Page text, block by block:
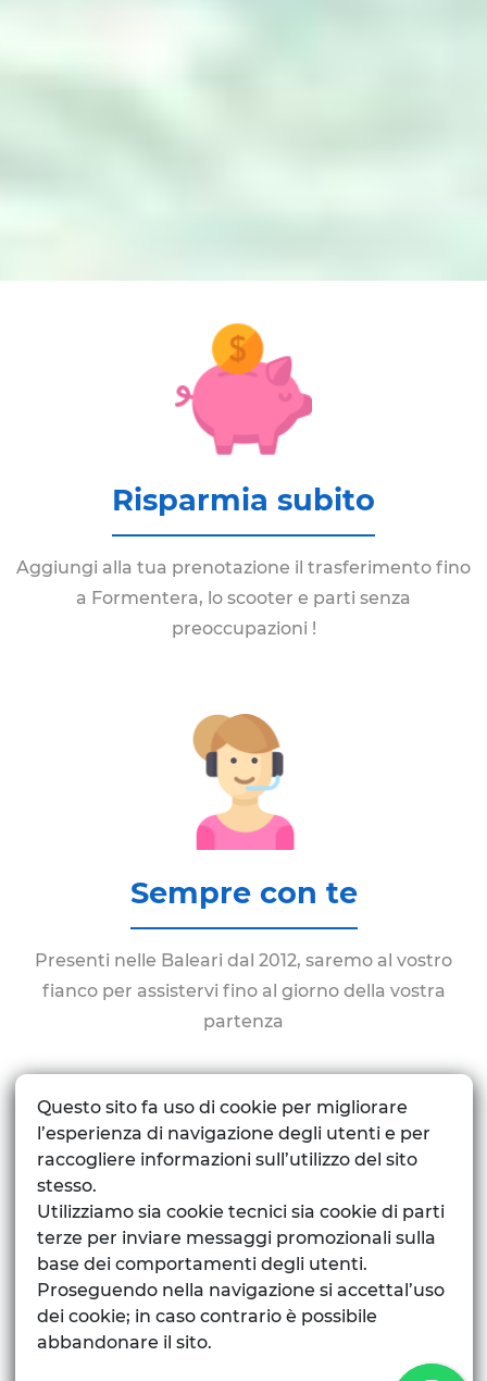
Questo sito fa uso di cookie per migliorare
l’esperienza di navigazione degli utenti e per
raccogliere informazioni sull’utilizzo del sito
stesso.
Utilizziamo sia cookie tecnici sia cookie di parti
terze per inviare messaggi promozionali sulla
base dei comportamenti degli utenti.
Proseguendo nella navigazione si accettal’uso
dei cookie; in caso contrario è possibile
abbandonare il sito.
Risparmia subito
Aggiungi alla tua prenotazione il trasferimento fino
a Formentera, lo scooter e parti senza
preoccupazioni !
Sempre con te
Presenti nelle Baleari dal 2012, saremo al vostro
fianco per assistervi fino al giorno della vostra
partenza
Vacanze sicure
Scegli il sistema di pagamento che più si adatta